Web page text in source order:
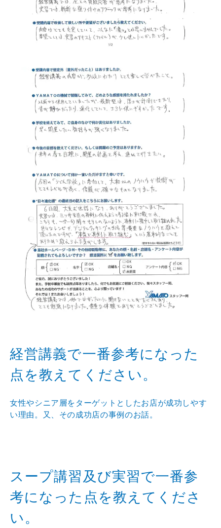
経営講義で一番参考になった
点を教えてください。
女性やシニア層をターゲットとしたお店が成功しやす
い理由。又、その成功店の事例のお話。
スープ講習及び実習で一番参
考になった点を教えてくださ
い。